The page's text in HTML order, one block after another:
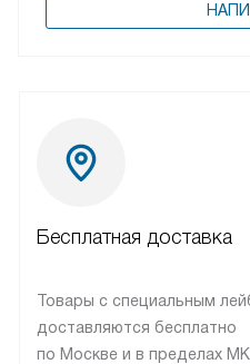
Бесплатная доставка
Товары с специальным
доставляются бесплатно
по Москве и в пределах